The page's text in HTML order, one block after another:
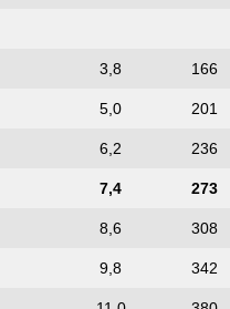
3,8 166
5,0 201
6,2 236
7,4 273
8,6 308
9,8 342